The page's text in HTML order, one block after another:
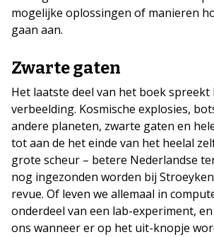
mogelijke oplossingen of manieren
gaan aan.
Zwarte gaten
Het laatste deel van het boek
verbeelding. Kosmische explosies,
andere planeten, zwarte gaten en
tot aan de het einde van het heelal
grote scheur – betere Nederlandse
nog ingezonden worden bij
revue. Of leven we allemaal in
onderdeel van een lab-experiment,
ons wanneer er op het uit-knopje